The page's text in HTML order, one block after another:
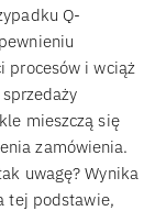
Q-
procesów i wciąż
mieszczą się
zamówienia.
uwagę? Wynika
tej podstawie,